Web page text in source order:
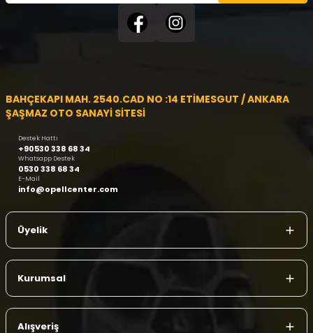
BAHÇEKAPI MAH. 2540.CAD NO :14 ETİMESGUT / ANKARA
ŞAŞMAZ OTO SANAYİ SİTESİ
Destek Hattı
+90530 338 68 34
Whatsapp Destek
0530 338 68 34
E-Mail
info@opellcenter.com
Üyelik
Kurumsal
Alışveriş